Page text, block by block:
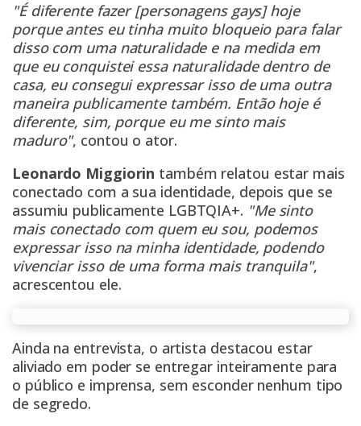
"É diferente fazer [personagens gays] hoje
porque antes eu tinha muito bloqueio para falar
disso com uma naturalidade e na medida em
que eu conquistei essa naturalidade dentro de
casa, eu consegui expressar isso de uma outra
maneira publicamente também. Então hoje é
diferente, sim, porque eu me sinto mais
maduro", contou o ator.
Leonardo Miggiorin também relatou estar mais
conectado com a sua identidade, depois que se
assumiu publicamente LGBTQIA+. "Me sinto
mais conectado com quem eu sou, podemos
expressar isso na minha identidade, podendo
vivenciar isso de uma forma mais tranquila",
acrescentou ele.
Ainda na entrevista, o artista destacou estar
aliviado em poder se entregar inteiramente para
o público e imprensa, sem esconder nenhum tipo
de segredo.